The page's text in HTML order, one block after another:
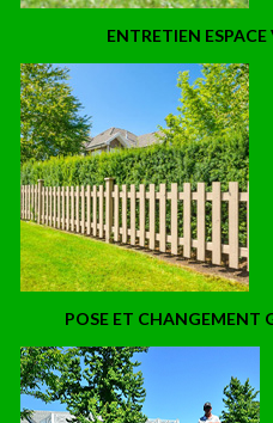
ENTRETIEN
POSE ET CHANGEMENT